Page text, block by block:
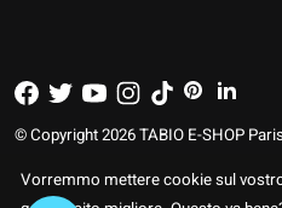
© Copyright 2026 TABIO E-SHOP
Vorremmo mettere cookie sul